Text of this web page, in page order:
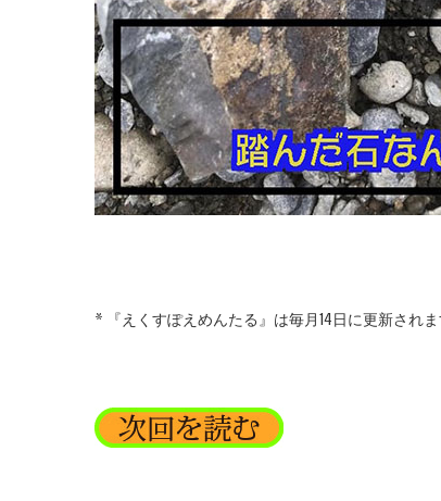
* 『えくすぽえめんたる』は毎月14日に更新されま